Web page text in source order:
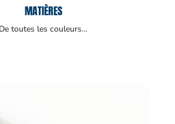
MATIÈRES
De toutes les couleurs…